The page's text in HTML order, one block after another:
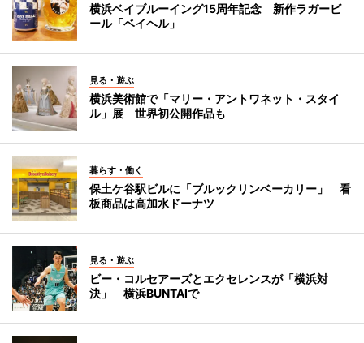
横浜ベイブルーイング15周年記念 新作ラガービ
ール「ベイヘル」
見る・遊ぶ
横浜美術館で「マリー・アントワネット・スタイ
ル」展 世界初公開作品も
暮らす・働く
保土ケ谷駅ビルに「ブルックリンベーカリー」 看
板商品は高加水ドーナツ
見る・遊ぶ
ビー・コルセアーズとエクセレンスが「横浜対
決」 横浜BUNTAIで